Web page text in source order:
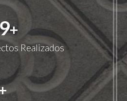
+
Realizados
+